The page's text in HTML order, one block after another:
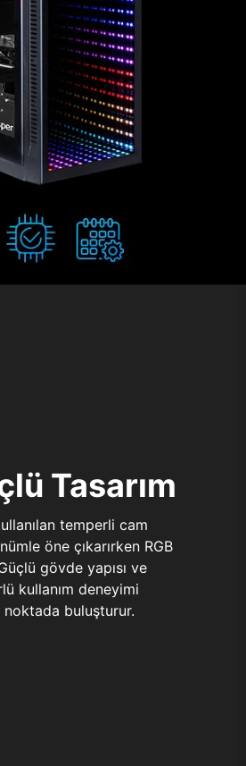
Tasarım
temperli cam
öne çıkarırken RGB
gövde yapısı ve
kullanım deneyimi
noktada buluşturur.